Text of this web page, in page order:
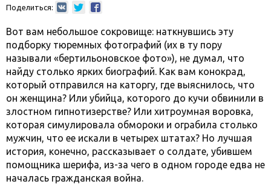
Поделиться:
Вот вам небольшое сокровище: наткнувшись эту
подборку тюремных фотографий (их в ту пору
называли «бертильоновское фото»), не думал, что
найду столько ярких биографий. Как вам конокрад,
который отправился на каторгу, где выяснилось, что
он женщина? Или убийца, которого до кучи обвинили в
злостном гипнотизерстве? Или хитроумная воровка,
которая симулировала обмороки и ограбила столько
мужчин, что ее искали в четырех штатах? Но лучшая
история, конечно, рассказывает о солдате, убившем
помощника шерифа, из-за чего в одном городе едва не
началась гражданская война.